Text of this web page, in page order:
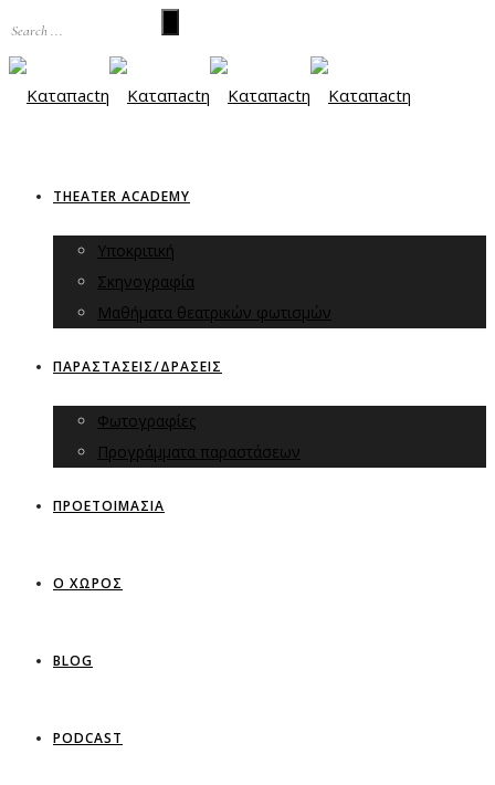
THEATER ACADEMY
Υποκριτική
Σκηνογραφία
Μαθήματα θεατρικών φωτισμών
ΠΑΡΑΣΤΑΣΕΙΣ/ΔΡΑΣΕΙΣ
Φωτογραφίες
Προγράμματα παραστάσεων
ΠΡΟΕΤΟΙΜΑΣΙΑ
Ο ΧΩΡΟΣ
BLOG
PODCAST